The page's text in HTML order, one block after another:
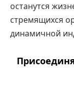
останутся
стремящихся
динамичной